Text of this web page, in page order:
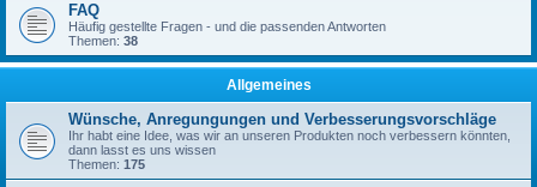
FAQ
Häufig gestellte Fragen - und die passenden Antworten
Themen: 38
Allgemeines
Wünsche, Anregungungen und Verbesserungsvorschläge
Ihr habt eine Idee, was wir an unseren Produkten noch verbessern könnten,
dann lasst es uns wissen
Themen: 175